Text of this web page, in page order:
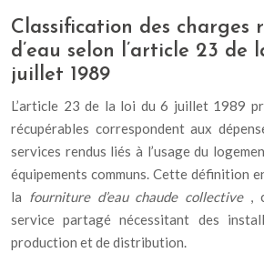
Classification des charges
d’eau selon l’article 23 de
juillet 1989
L’article 23 de la loi du 6 juillet 1989
récupérables correspondent aux
services rendus liés à l’usage du
équipements communs. Cette définition
la fourniture d’eau chaude collective ,
service partagé nécessitant des
production et de distribution.